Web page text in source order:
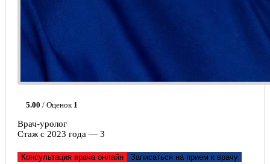
5.00 / Оценок 1
Врач-уролог
Стаж с 2023 года — 3
Консультация врача онлайн Записаться на прием к врачу